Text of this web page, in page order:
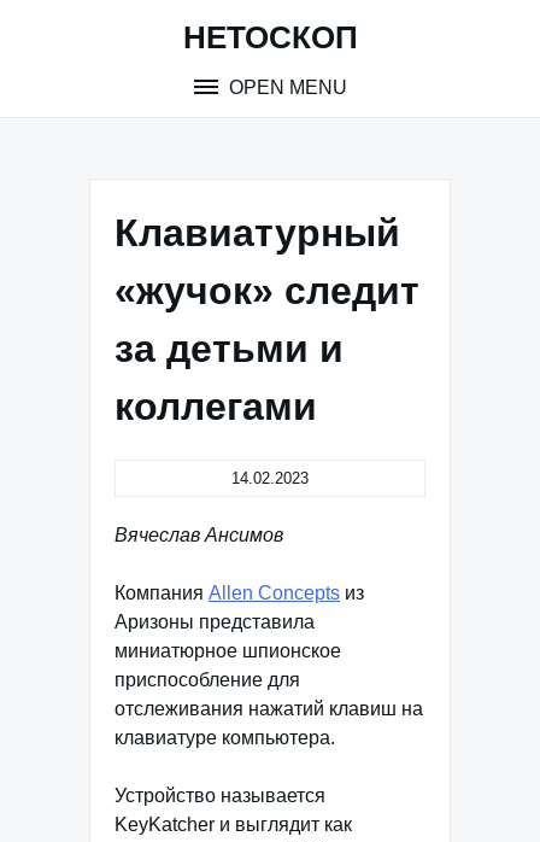
НЕТОСКОП
OPEN MENU
Клавиатурный
«жучок» следит
за детьми и
коллегами
14.02.2023
Вячеслав Ансимов
Компания Allen Concepts из
Аризоны представила
миниатюрное шпионское
приспособление для
отслеживания нажатий клавиш на
клавиатуре компьютера.
Устройство называется
KeyKatcher и выглядит как